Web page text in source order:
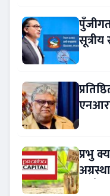
प्रभु